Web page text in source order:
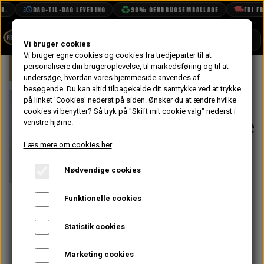
DAG-TIL-DAG LEVERING 98% GENBRUGSEMBALLAGE FRI
BOOK TID
PROJEKTER
TEKNISK DATA
VANDPOLERING
Forside Mini Motor Topstykke
På lager
Dobbelt Ventil
Fjeder Sæt Race
Op til 0.570"
Løft
463,20 kr.
280 lb dobbelt fjeder til brug op til
Vi bruger cookies
Vi bruger egne cookies og cookies fra tredjeparter til at
personalisere din brugeroplevelse, til markedsføring og til at
undersøge, hvordan vores hjemmeside anvendes af
besøgende. Du kan altid tilbagekalde dit samtykke ved at trykke
på linket 'Cookies' nederst på siden. Ønsker du at ændre hvilke
cookies vi benytter? Så tryk på "Skift mit cookie valg" nederst i
venstre hjørne.
Læs mere om cookies her
Nødvendige cookies
Funktionelle cookies
Statistik cookies
Marketing cookies